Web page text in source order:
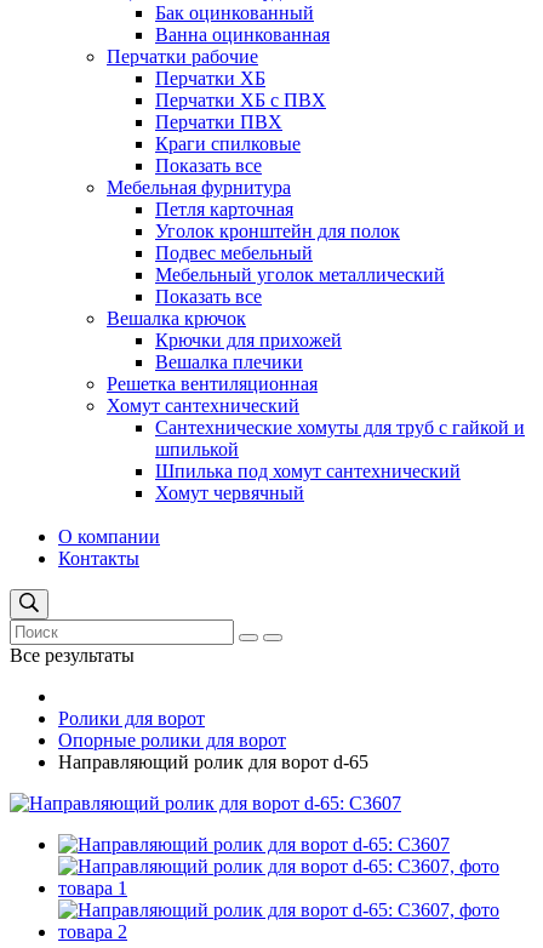
Бак оцинкованный
Ванна оцинкованная
Перчатки рабочие
Перчатки ХБ
Перчатки ХБ с ПВХ
Перчатки ПВХ
Краги спилковые
Показать все
Мебельная фурнитура
Петля карточная
Уголок кронштейн для полок
Подвес мебельный
Мебельный уголок металлический
Показать все
Вешалка крючок
Крючки для прихожей
Вешалка плечики
Решетка вентиляционная
Хомут сантехнический
Сантехнические хомуты для труб с гайкой и
шпилькой
Шпилька под хомут сантехнический
Хомут червячный
О компании
Контакты
Все результаты
Ролики для ворот
Опорные ролики для ворот
Направляющий ролик для ворот d-65